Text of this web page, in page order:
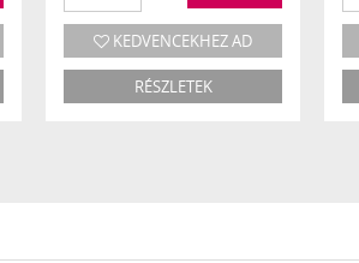
KEDVENCEKHEZ AD
RÉSZLETEK